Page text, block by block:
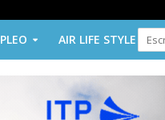
AIR LIFE STYLE